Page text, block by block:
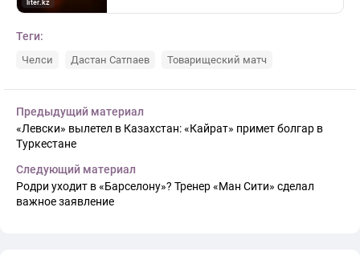
Теги:
Челси Дастан Сатпаев Товарищеский матч
Предыдущий материал
«Левски» вылетел в Казахстан: «Кайрат» примет болгар в
Туркестане
Следующий материал
Родри уходит в «Барселону»? Тренер «Ман Сити» сделал
важное заявление